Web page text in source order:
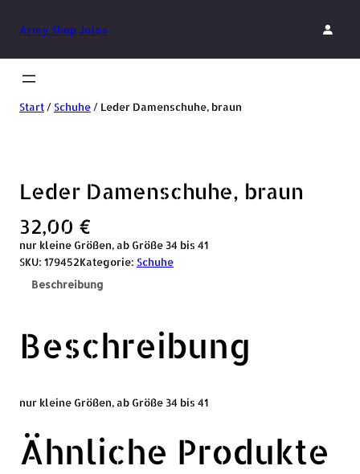
Army Shop Jotex
Start/ Schuhe/ Leder Damenschuhe, braun
Leder Damenschuhe, braun
32,00 €
nur kleine Größen, ab Größe 34 bis 41
SKU: 179452Kategorie: Schuhe
Beschreibung
Beschreibung
nur kleine Größen, ab Größe 34 bis 41
Ähnliche Produkte